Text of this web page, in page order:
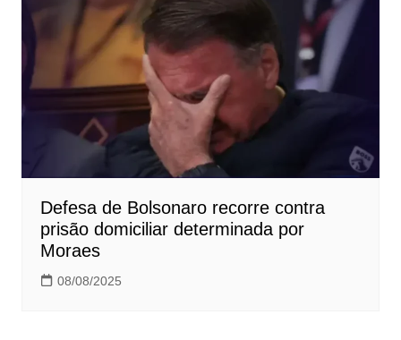
Defesa de Bolsonaro recorre contra
prisão domiciliar determinada por
Moraes
08/08/2025